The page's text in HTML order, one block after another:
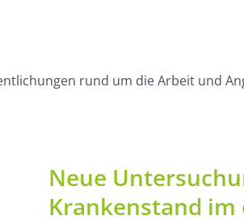
rund um die Arbeit und
Neue
Krankenstand